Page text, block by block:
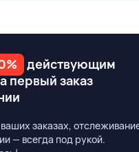
действующим
первый заказ
заказах,
— всегда под рукой.